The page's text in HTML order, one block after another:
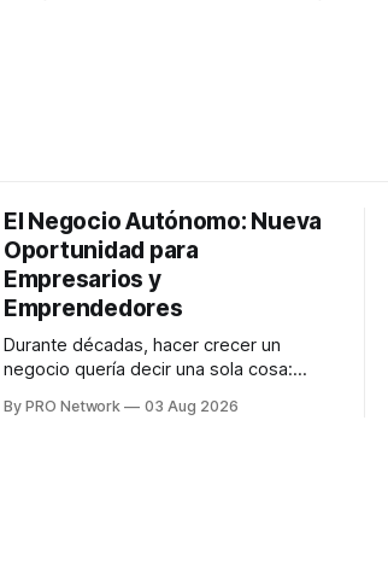
El Negocio Autónomo: Nueva
Oportunidad para
Empresarios y
Emprendedores
Durante décadas, hacer crecer un
negocio quería decir una sola cosa:
anuncios, un especialista en marketing
By PRO Network 03 Aug 2026